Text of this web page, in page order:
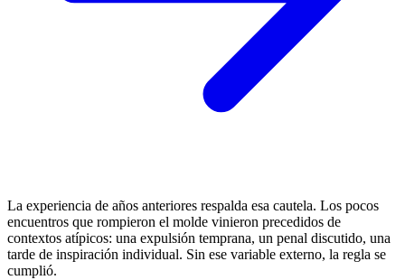
La experiencia de años anteriores respalda esa cautela. Los pocos
encuentros que rompieron el molde vinieron precedidos de
contextos atípicos: una expulsión temprana, un penal discutido, una
tarde de inspiración individual. Sin ese variable externo, la regla se
cumplió.